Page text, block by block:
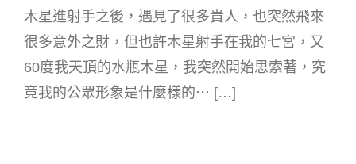
木星進射手之後，遇見了很多貴人，也突然飛來
很多意外之財，但也許木星射手在我的七宮，又
60度我天頂的水瓶木星，我突然開始思索著，究
竟我的公眾形象是什麼樣的⋯ […]